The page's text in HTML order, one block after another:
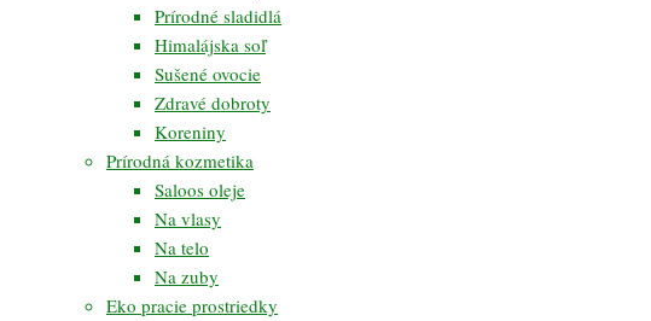
Prírodné sladidlá
Himalájska soľ
Sušené ovocie
Zdravé dobroty
Koreniny
Prírodná kozmetika
Saloos oleje
Na vlasy
Na telo
Na zuby
Eko pracie prostriedky